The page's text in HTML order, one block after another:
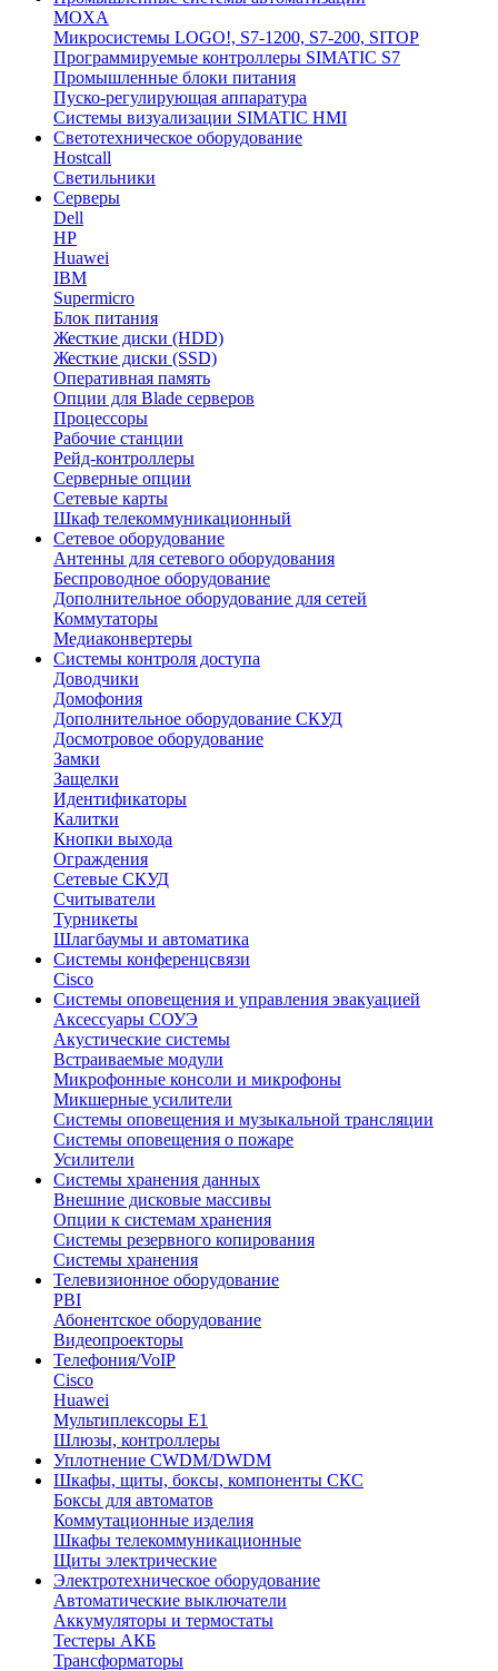
MOXA
Микросистемы LOGO!, S7-1200, S7-200, SITOP
Программируемые контроллеры SIMATIC S7
Промышленные блоки питания
Пуско-регулирующая аппаратура
Системы визуализации SIMATIC HMI
Светотехническое оборудование
Hostcall
Светильники
Серверы
Dell
HP
Huawei
IBM
Supermicro
Блок питания
Жесткие диски (HDD)
Жесткие диски (SSD)
Оперативная память
Опции для Blade серверов
Процессоры
Рабочие станции
Рейд-контроллеры
Серверные опции
Сетевые карты
Шкаф телекоммуникационный
Сетевое оборудование
Антенны для сетевого оборудования
Беспроводное оборудование
Дополнительное оборудование для сетей
Коммутаторы
Медиаконвертеры
Системы контроля доступа
Доводчики
Домофония
Дополнительное оборудование СКУД
Досмотровое оборудование
Замки
Защелки
Идентификаторы
Калитки
Кнопки выхода
Ограждения
Сетевые СКУД
Считыватели
Турникеты
Шлагбаумы и автоматика
Системы конференцсвязи
Cisco
Системы оповещения и управления эвакуацией
Аксессуары СОУЭ
Акустические системы
Встраиваемые модули
Микрофонные консоли и микрофоны
Микшерные усилители
Системы оповещения и музыкальной трансляции
Системы оповещения о пожаре
Усилители
Системы хранения данных
Внешние дисковые массивы
Опции к системам хранения
Системы резервного копирования
Системы хранения
Телевизионное оборудование
PBI
Абонентское оборудование
Видеопроекторы
Телефония/VoIP
Cisco
Huawei
Мультиплексоры E1
Шлюзы, контроллеры
Уплотнение CWDM/DWDM
Шкафы, щиты, боксы, компоненты СКС
Боксы для автоматов
Коммутационные изделия
Шкафы телекоммуникационные
Щиты электрические
Электротехническое оборудование
Автоматические выключатели
Аккумуляторы и термостаты
Тестеры АКБ
Трансформаторы